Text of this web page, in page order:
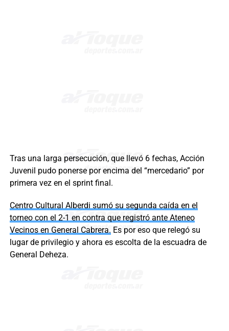
Tras una larga persecución, que llevó 6 fechas, Acción
Juvenil pudo ponerse por encima del “mercedario” por
primera vez en el sprint final.
Centro Cultural Alberdi sumó su segunda caída en el
torneo con el 2-1 en contra que registró ante Ateneo
Vecinos en General Cabrera. Es por eso que relegó su
lugar de privilegio y ahora es escolta de la escuadra de
General Deheza.